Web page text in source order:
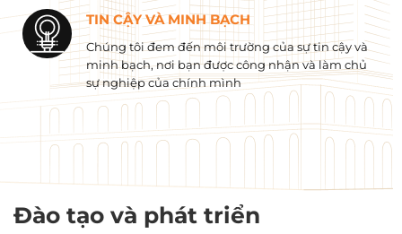
TIN CẬY VÀ MINH BẠCH
Chúng tôi đem đến môi trường của sự tin cậy và
minh bạch, nơi bạn được công nhận và làm chủ
sự nghiệp của chính mình
Đào tạo và phát triển